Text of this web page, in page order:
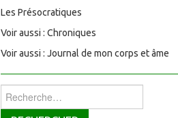
Les Présocratiques
Voir aussi : Chroniques
Voir aussi : Journal de mon corps et âme
Rechercher :